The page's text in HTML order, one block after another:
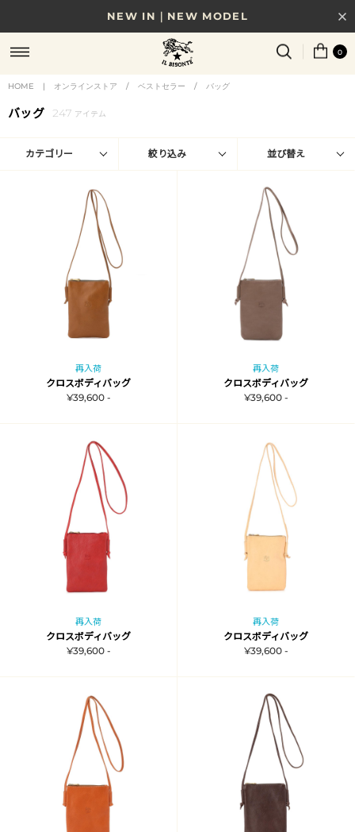
NEW IN｜NEW MODEL
8/17(月)10時まで｜税込11,000円以上で送料無料
贈る相手やシーンから選べる、新しいギフトガイド
NEW IN｜COLOR LEATHER
0
HOME | オンラインストア / ベストセラー / バッグ
バッグ 247 アイテム
カテゴリー 絞り込み 並び替え
再入荷
クロスボディバッグ
¥39,600 -
再入荷
クロスボディバッグ
¥39,600 -
再入荷
クロスボディバッグ
¥39,600 -
再入荷
クロスボディバッグ
¥39,600 -